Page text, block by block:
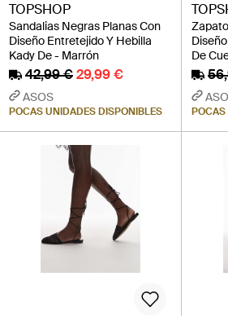
TOPSHOP
Sandalias Negras Planas Con
Diseño Entretejido Y Hebilla
Kady De - Marrón
42,99 €29,99 €
ASOS
POCAS UNIDADES DISPONIBLES
De
POCAS